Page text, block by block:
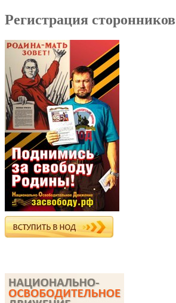
Регистрация сторонников